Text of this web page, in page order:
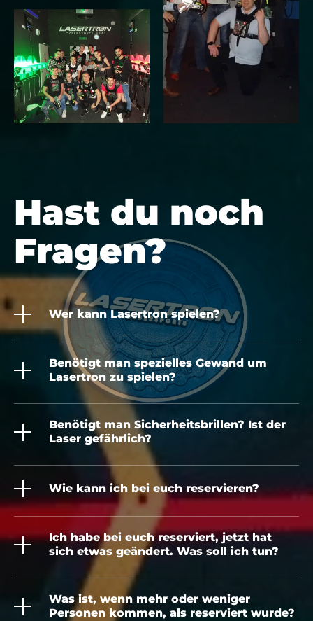
Hast du noch
Fragen?
Wer kann Lasertron spielen?
Benötigt man spezielles Gewand um
Lasertron zu spielen?
Benötigt man Sicherheitsbrillen? Ist der
Laser gefährlich?
Wie kann ich bei euch reservieren?
Ich habe bei euch reserviert, jetzt hat
sich etwas geändert. Was soll ich tun?
Was ist, wenn mehr oder weniger
Personen kommen, als reserviert wurde?